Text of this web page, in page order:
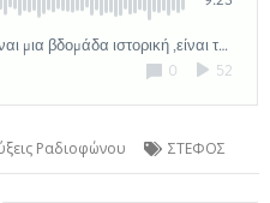
Ραδιοφώνου ΣΤΕΦΟΣ